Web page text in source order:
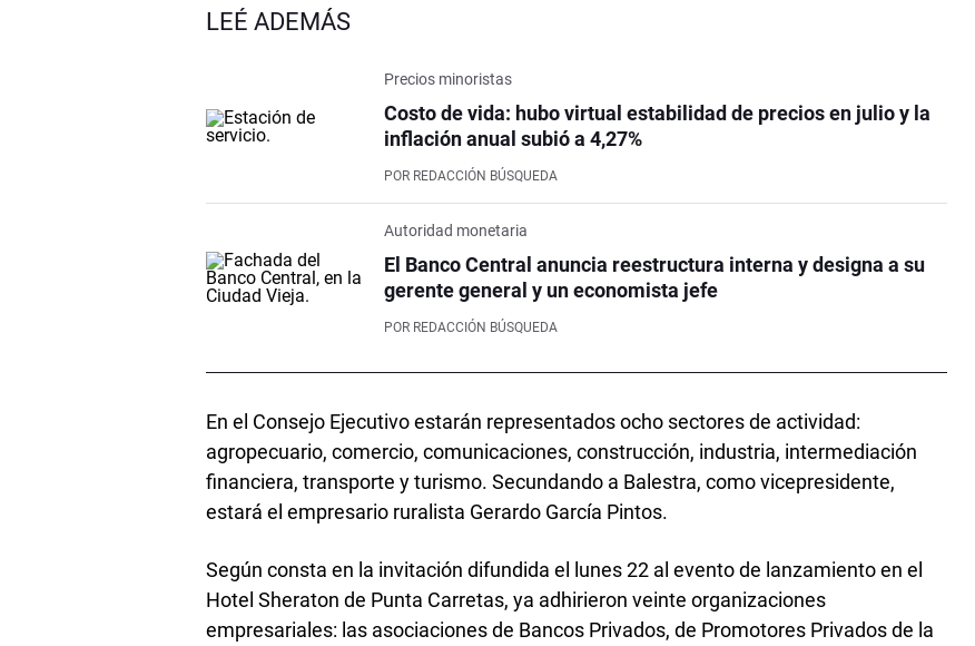
LEÉ ADEMÁS
Precios minoristas
Costo de vida: hubo virtual estabilidad de precios en julio y la
inflación anual subió a 4,27%
POR REDACCIÓN BÚSQUEDA
Autoridad monetaria
El Banco Central anuncia reestructura interna y designa a su
gerente general y un economista jefe
POR REDACCIÓN BÚSQUEDA
En el Consejo Ejecutivo estarán representados ocho sectores de actividad:
agropecuario, comercio, comunicaciones, construcción, industria, intermediación
financiera, transporte y turismo. Secundando a Balestra, como vicepresidente,
estará el empresario ruralista Gerardo García Pintos.
Según consta en la invitación difundida el lunes 22 al evento de lanzamiento en el
Hotel Sheraton de Punta Carretas, ya adhirieron veinte organizaciones
empresariales: las asociaciones de Bancos Privados, de Promotores Privados de la